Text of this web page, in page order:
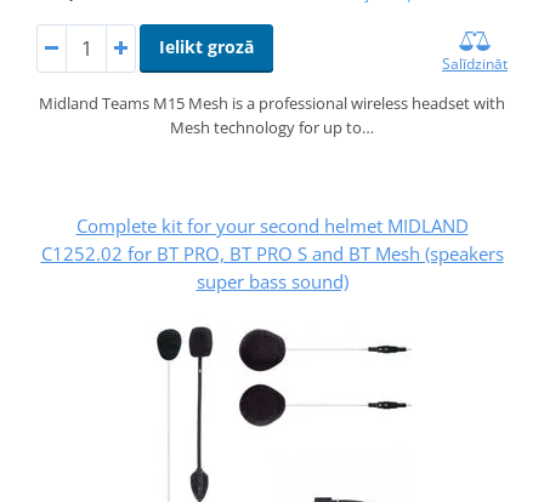
Ielikt grozā
Salīdzināt
Midland Teams M15 Mesh is a professional wireless headset with
Mesh technology for up to…
Complete kit for your second helmet MIDLAND
C1252.02 for BT PRO, BT PRO S and BT Mesh (speakers
super bass sound)